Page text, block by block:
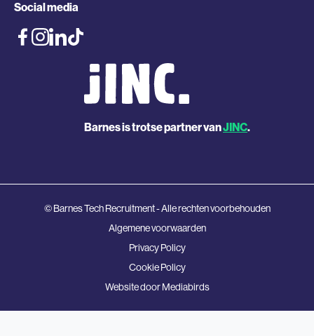
Social media
Barnes is trotse partner vanJINC.
© Barnes Tech Recruitment - Alle rechten voorbehouden
Algemene voorwaarden
Privacy Policy
Cookie Policy
Website doorMediabirds